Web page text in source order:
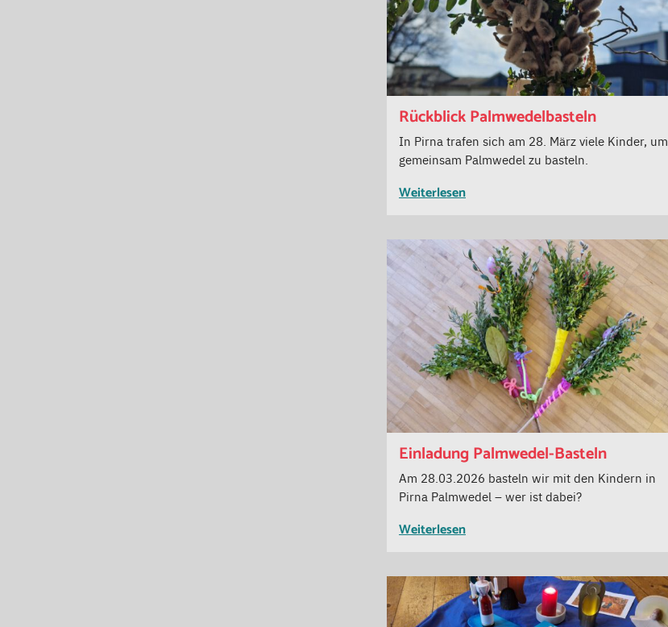
Rückblick Palmwedelbasteln
In Pirna trafen sich am 28. März viele Kinder, um
gemeinsam Palmwedel zu basteln.
Weiterlesen
Einladung Palmwedel-Basteln
Am 28.03.2026 basteln wir mit den Kindern in
Pirna Palmwedel – wer ist dabei?
Weiterlesen